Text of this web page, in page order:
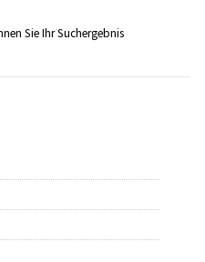
Sie Ihr Suchergebnis